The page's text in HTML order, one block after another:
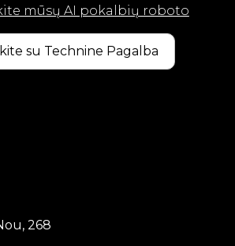
mūsų AI pokalbių roboto
su Technine Pagalba
268